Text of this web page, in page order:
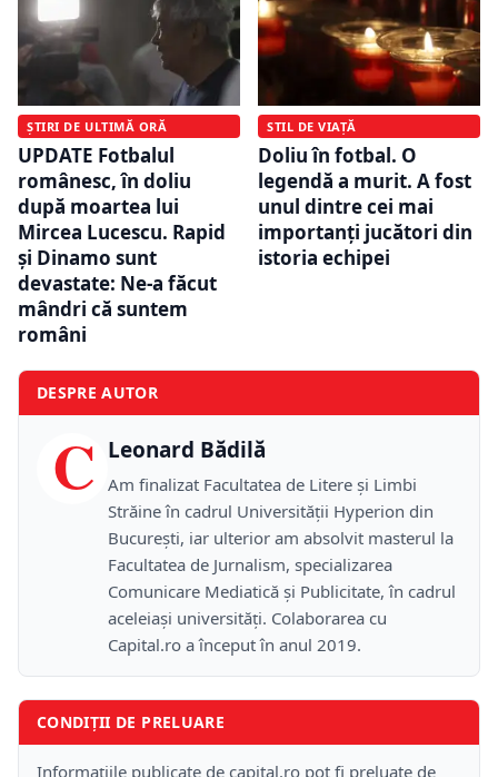
ȘTIRI DE ULTIMĂ ORĂ
UPDATE Fotbalul
românesc, în doliu
după moartea lui
Mircea Lucescu. Rapid
și Dinamo sunt
devastate: Ne-a făcut
mândri că suntem
români
STIL DE VIAȚĂ
Doliu în fotbal. O
legendă a murit. A fost
unul dintre cei mai
importanți jucători din
istoria echipei
DESPRE AUTOR
C Leonard Bădilă
Am finalizat Facultatea de Litere și Limbi
Străine în cadrul Universității Hyperion din
București, iar ulterior am absolvit masterul la
Facultatea de Jurnalism, specializarea
Comunicare Mediatică și Publicitate, în cadrul
aceleiași universități. Colaborarea cu
Capital.ro a început în anul 2019.
CONDIȚII DE PRELUARE
Informațiile publicate de capital.ro pot fi preluate de